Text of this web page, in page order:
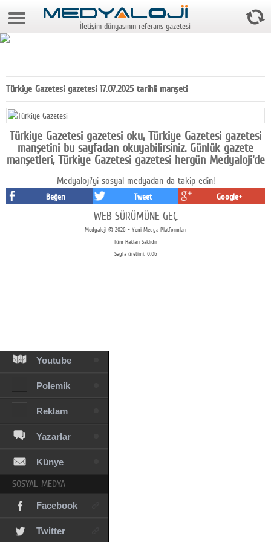
8 Ağustos 2026 16:22:58
Gazeteler
Medya
Reyting-tiraj
Teknoloji
Youtube
Polemik
Reklam
Yazarlar
Künye
SOSYAL MEDYA
Facebook
Twitter
İletişim dünyasının referans gazetesi
Türkiye Gazetesi gazetesi 17.07.2025 tarihli manşeti
Türkiye Gazetesi gazetesi oku, Türkiye Gazetesi gazetesi
manşetini bu sayfadan okuyabilirsiniz. Günlük gazete
manşetleri, Türkiye Gazetesi gazetesi hergün Medyaloji'de
Medyaloji'yi sosyal medyadan da takip edin!
Beğen Tweet Google+
WEB SÜRÜMÜNE GEÇ
Medyaloji © 2026 - Yeni Medya Platformları
Tüm Hakları Saklıdır
Sayfa üretimi: 0.06